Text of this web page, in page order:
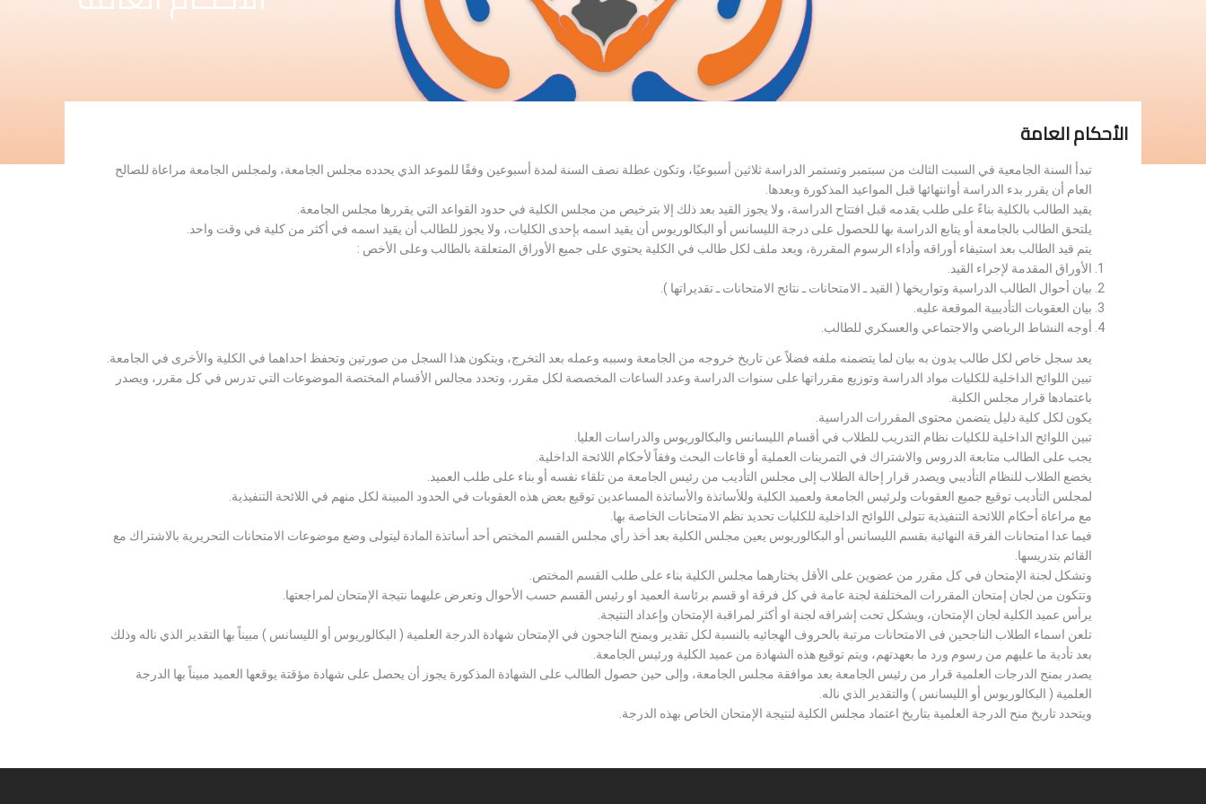
الأحكام العامة
تبدأ السنة الجامعية في السبت الثالث من سبتمبر وتستمر الدراسة ثلاثين أسبوعيًا، وتكون عطلة نصف السنة لمدة أسبوعين وفقًا للموعد الذي يحدده مجلس الجامعة، ولمجلس الجامعة مراعاة للصالح
العام أن يقرر بدء الدراسة أوانتهائها قبل المواعيد المذكورة وبعدها.
يقيد الطالب بالكلية بناءً على طلب يقدمه قبل افتتاح الدراسة، ولا يجوز القيد بعد ذلك إلا بترخيص من مجلس الكلية في حدود القواعد التي يقررها مجلس الجامعة.
يلتحق الطالب بالجامعة أو يتابع الدراسة بها للحصول على درجة الليسانس أو البكالوريوس أن يقيد اسمه بإحدى الكليات، ولا يجوز للطالب أن يقيد اسمه في أكثر من كلية في وقت واحد.
يتم قيد الطالب بعد استيفاء أوراقه وأداء الرسوم المقررة، ويعد ملف لكل طالب في الكلية يحتوي على جميع الأوراق المتعلقة بالطالب وعلى الأخص :
الأوراق المقدمة لإجراء القيد.
بيان أحوال الطالب الدراسية وتواريخها ( القيد ـ الامتحانات ـ نتائح الامتحانات ـ تقديراتها ).
بيان العقوبات التأديبية الموقعة عليه.
أوجه النشاط الرياضي والاجتماعي والعسكري للطالب.
يعد سجل خاص لكل طالب يدون به بيان لما يتضمنه ملفه فضلاً عن تاريخ خروجه من الجامعة وسببه وعمله بعد التخرج، ويتكون هذا السجل من صورتين وتحفظ احداهما في الكلية والأخرى في الجامعة.
تبين اللوائح الداخلية للكليات مواد الدراسة وتوزيع مقرراتها على سنوات الدراسة وعدد الساعات المخصصة لكل مقرر، وتحدد مجالس الأقسام المختصة الموضوعات التي تدرس في كل مقرر، ويصدر
باعتمادها قرار مجلس الكلية.
يكون لكل كلية دليل يتضمن محتوى المقررات الدراسية.
تبين اللوائح الداخلية للكليات نظام التدريب للطلاب في أقسام الليسانس والبكالوريوس والدراسات العليا.
يجب على الطالب متابعة الدروس والاشتراك في التمرينات العملية أو قاعات البحث وفقاً لأحكام اللائحة الداخلية.
يخضع الطلاب للنظام التأديبي ويصدر قرار إحالة الطلاب إلى مجلس التأديب من رئيس الجامعة من تلقاء نفسه أو بناء على طلب العميد.
لمجلس التأديب توقيع جميع العقوبات ولرئيس الجامعة ولعميد الكلية وللأساتذة والأساتذة المساعدين توقيع بعض هذه العقوبات في الحدود المبينة لكل منهم في اللائحة التنفيذية.
مع مراعاة أحكام اللائحة التنفيذية تتولى اللوائح الداخلية للكليات تحديد نظم الامتحانات الخاصة بها.
فيما عدا امتحانات الفرقة النهائية بقسم الليسانس أو البكالوريوس يعين مجلس الكلية بعد أخذ رأي مجلس القسم المختص أحد أساتذة المادة ليتولى وضع موضوعات الامتحانات التحريرية بالاشتراك مع
القائم بتدريسها.
وتشكل لجنة الإمتحان في كل مقرر من عضوين على الأقل يختارهما مجلس الكلية بناء على طلب القسم المختص.
وتتكون من لجان إمتحان المقررات المختلفة لجنة عامة في كل فرقة او قسم برئاسة العميد او رئيس القسم حسب الأحوال وتعرض عليهما نتيجة الإمتحان لمراجعتها.
يرأس عميد الكلية لجان الإمتحان، ويشكل تحت إشرافه لجنة او أكثر لمراقبة الإمتحان وإعداد النتيجة.
تلعن اسماء الطلاب الناجحين فى الامتحانات مرتبة بالحروف الهجائيه بالنسبة لكل تقدير ويمنح الناجحون في الإمتحان شهادة الدرجة العلمية ( البكالوريوس أو الليسانس ) مبيناً بها التقدير الذي ناله وذلك
بعد تأدية ما عليهم من رسوم ورد ما بعهدتهم، ويتم توقيع هذه الشهادة من عميد الكلية ورئيس الجامعة.
يصدر بمنح الدرجات العلمية قرار من رئيس الجامعة بعد موافقة مجلس الجامعة، وإلى حين حصول الطالب على الشهادة المذكورة يجوز أن يحصل على شهادة مؤقتة يوقعها العميد مبيناً بها الدرجة
العلمية ( البكالوريوس أو الليسانس ) والتقدير الذي ناله.
ويتحدد تاريخ منح الدرجة العلمية بتاريخ اعتماد مجلس الكلية لنتيجة الإمتحان الخاص بهذه الدرجة.